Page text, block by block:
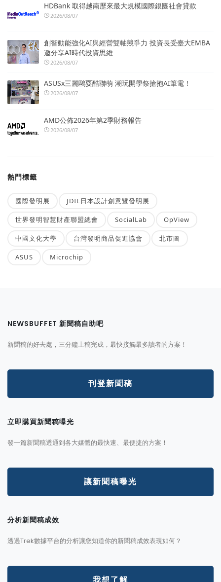
HDBank 取得越南歷來最大規模國際銀團社會貸款
2026/08/07
創智動能強化AI與經營雙軸競爭力 投資長受臺大EMBA
邀分享AI時代投資思維
2026/08/07
ASUSx三麗鷗耍酷聯萌 潮玩開學祭搶抱AI筆電！
2026/08/07
AMD公佈2026年第2季財務報告
2026/08/07
熱門標籤
國際發明展 JDIE日本設計創意暨發明展
世界發明智慧財產聯盟總會 SocialLab OpView
中國文化大學 台灣發明商品促進協會 北市圖
ASUS Microchip
NEWSBUFFET 新聞稿自助吧
新聞稿的好去處，三分鐘上稿完成，最快接觸最多讀者的方案！
刊登新聞稿
立即購買新聞稿曝光
發一篇新聞稿透通到各大媒體的最快速、最便捷的方案！
讓新聞稿曝光
分析新聞稿成效
透過Trek數據平台的分析讓您知道你的新聞稿成效表現如何？
我想了解